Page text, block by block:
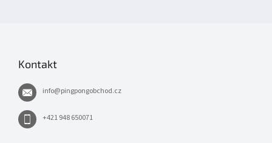
Kontakt
info@pingpongobchod.cz
+421 948 650071